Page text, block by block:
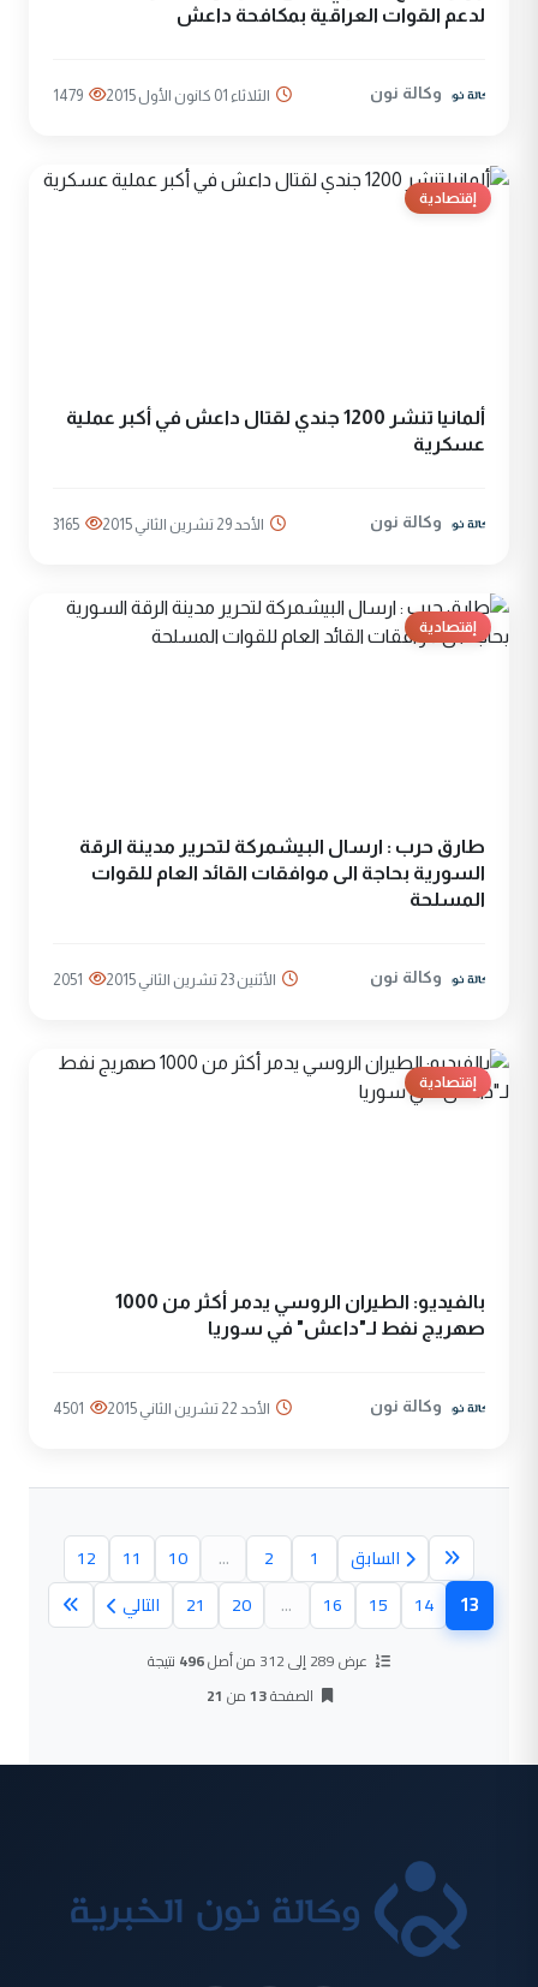
لدعم القوات العراقية بمكافحة ‫داعش‬
وكالة نون الثلاثاء 01 كانون الأول 2015 1479
إقتصادية
ألمانيا تنشر 1200 جندي لقتال داعش في أكبر عملية
عسكرية
وكالة نون الأحد 29 تشرين الثاني 2015 3165
إقتصادية
طارق حرب : ارسال البيشمركة لتحرير مدينة الرقة
السورية بحاجة الى موافقات القائد العام للقوات
المسلحة
وكالة نون الأثنين 23 تشرين الثاني 2015 2051
إقتصادية
بالفيديو: الطيران الروسي يدمر أكثر من 1000
صهريج نفط لـ"داعش" في سوريا
وكالة نون الأحد 22 تشرين الثاني 2015 4501
السابق 1
2
...
10
11
12
13(الصفحة الحالية)
14
15
16
...
20
21 التالي
عرض 289 إلى 312 من أصل 496 نتيجة
الصفحة13من 21